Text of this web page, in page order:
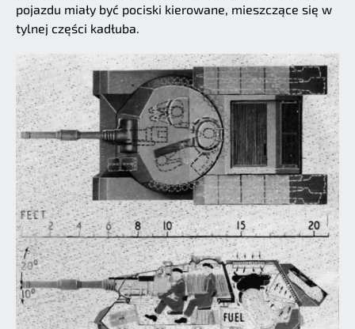
pojazdu miały być pociski kierowane, mieszczące się w
tylnej części kadłuba.